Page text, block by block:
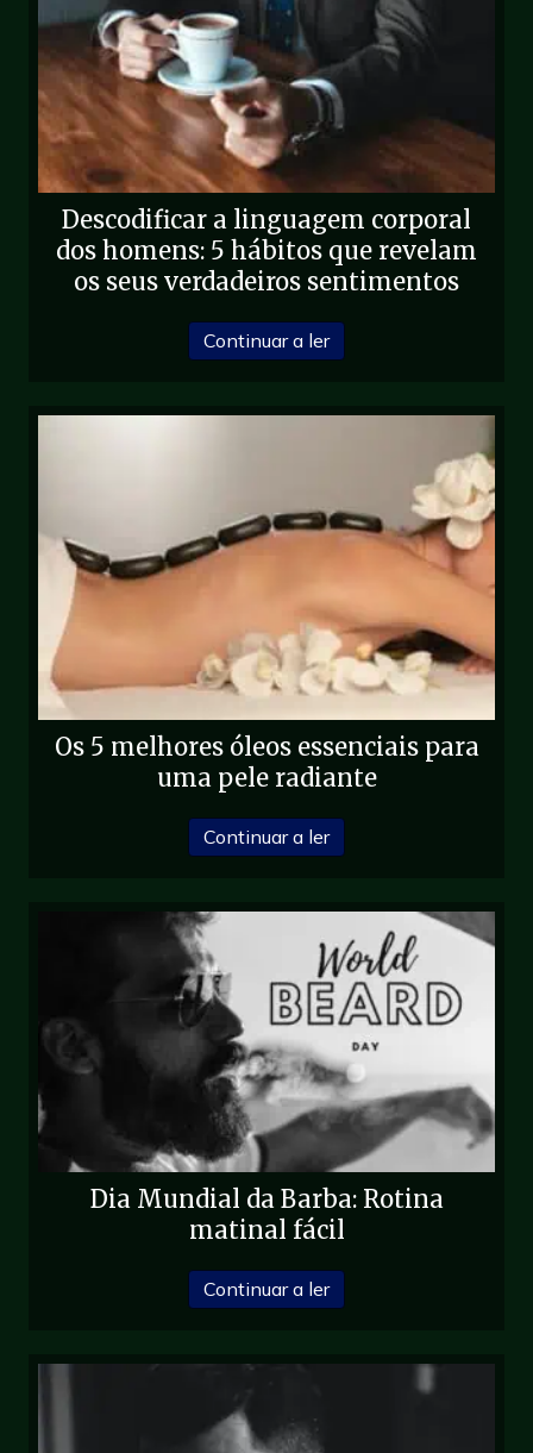
Descodificar a linguagem corporal
dos homens: 5 hábitos que revelam
os seus verdadeiros sentimentos
Continuar a ler
Os 5 melhores óleos essenciais para
uma pele radiante
Continuar a ler
Dia Mundial da Barba: Rotina
matinal fácil
Continuar a ler